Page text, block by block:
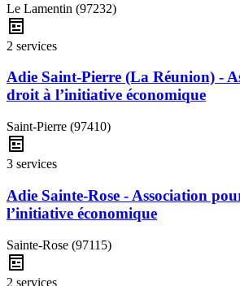
Le Lamentin (97232)
2 services
Adie Saint-Pierre (La Réunion) -
droit à l’initiative économique
Saint-Pierre (97410)
3 services
Adie Sainte-Rose - Association
l’initiative économique
Sainte-Rose (97115)
2 services